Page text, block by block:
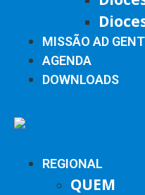
MISSÃO AD
AGENDA
DOWNLOADS
REGIONAL
QUEM